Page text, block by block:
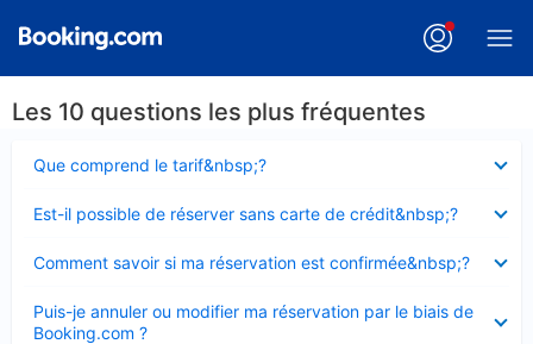
Les 10 questions les plus fréquentes
Que comprend le tarif&nbsp;?
fermé
Est-il possible de réserver sans carte de crédit&nbsp;?
fermé
Comment savoir si ma réservation est confirmée&nbsp;?
fermé
Puis-je annuler ou modifier ma réservation par le biais de
Booking.com ?
fermé